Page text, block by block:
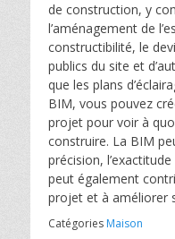
de construction, y
l’aménagement de
constructibilité, le
publics du site et
que les plans
BIM, vous pouvez
projet pour voir à
construire. La BIM
précision,
peut également
projet et à améliorer
Catégories Maison